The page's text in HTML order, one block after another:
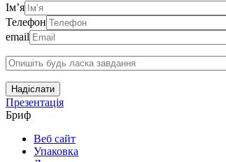
Ім’я
Телефон
email
Надіслати
Презентація
Бриф
Веб сайт
Упаковка